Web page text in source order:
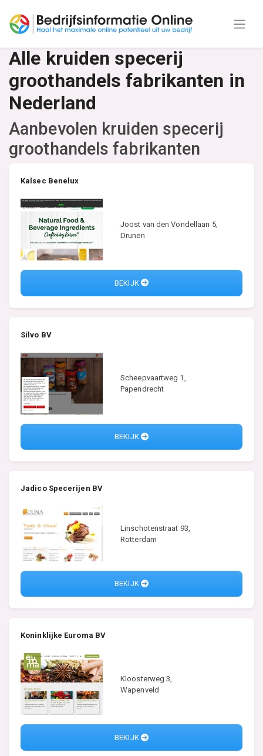
Alle kruiden specerij
groothandels fabrikanten in
Nederland
Aanbevolen kruiden specerij
groothandels fabrikanten
Kalsec Benelux
Joost van den Vondellaan 5,
Drunen
BEKIJK
Silvo BV
Scheepvaartweg 1,
Papendrecht
BEKIJK
Jadico Specerijen BV
Linschotenstraat 93,
Rotterdam
BEKIJK
Koninklijke Euroma BV
Kloosterweg 3,
Wapenveld
BEKIJK